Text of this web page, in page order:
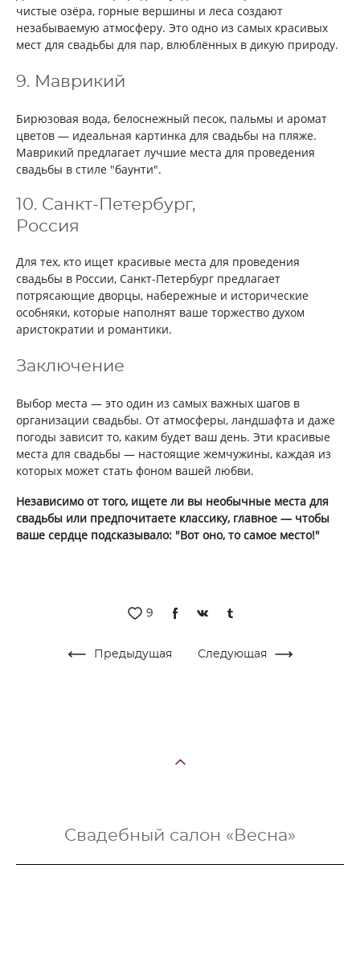
чистые озёра, горные вершины и леса создают
незабываемую атмосферу. Это одно из самых красивых
мест для свадьбы для пар, влюблённых в дикую природу.
9. Маврикий
Бирюзовая вода, белоснежный песок, пальмы и аромат
цветов — идеальная картинка для свадьбы на пляже.
Маврикий предлагает лучшие места для проведения
свадьбы в стиле "баунти".
10. Санкт-Петербург,
Россия
Для тех, кто ищет красивые места для проведения
свадьбы в России, Санкт-Петербург предлагает
потрясающие дворцы, набережные и исторические
особняки, которые наполнят ваше торжество духом
аристократии и романтики.
Заключение
Выбор места — это один из самых важных шагов в
организации свадьбы. От атмосферы, ландшафта и даже
погоды зависит то, каким будет ваш день. Эти красивые
места для свадьбы — настоящие жемчужины, каждая из
которых может стать фоном вашей любви.
Независимо от того, ищете ли вы необычные места для
свадьбы или предпочитаете классику, главное — чтобы
ваше сердце подсказывало: "Вот оно, то самое место!"
9
Предыдущая Следующая
Свадебный салон «Весна»